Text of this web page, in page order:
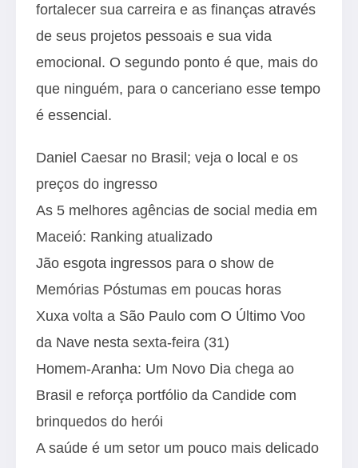
fortalecer sua carreira e as finanças através
de seus projetos pessoais e sua vida
emocional. O segundo ponto é que, mais do
que ninguém, para o canceriano esse tempo
é essencial.
Daniel Caesar no Brasil; veja o local e os
preços do ingresso
As 5 melhores agências de social media em
Maceió: Ranking atualizado
Jão esgota ingressos para o show de
Memórias Póstumas em poucas horas
Xuxa volta a São Paulo com O Último Voo
da Nave nesta sexta-feira (31)
Homem-Aranha: Um Novo Dia chega ao
Brasil e reforça portfólio da Candide com
brinquedos do herói
A saúde é um setor um pouco mais delicado